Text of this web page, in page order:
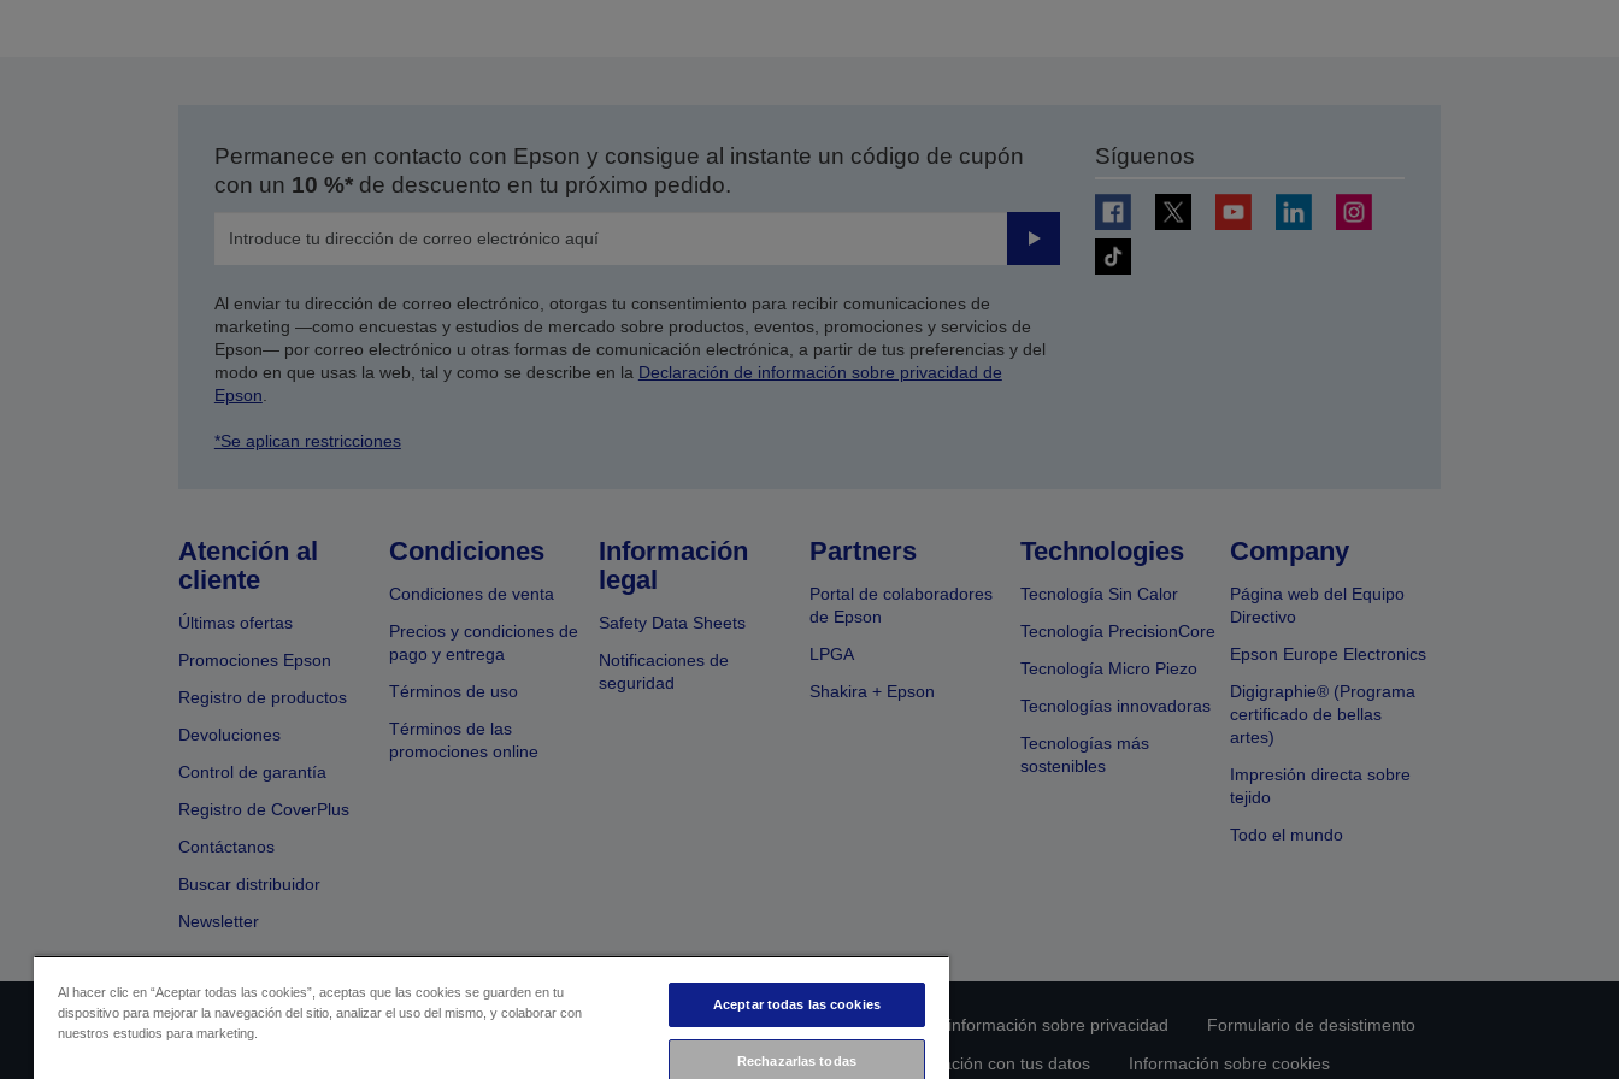
Permanece en contacto con Epson y consigue al instante un código de cupón
con un 10 %*de descuento en tu próximo pedido.
Enviar
Al enviar tu dirección de correo electrónico, otorgas tu consentimiento para recibir comunicaciones de
marketing —como encuestas y estudios de mercado sobre productos, eventos, promociones y servicios de
Epson— por correo electrónico u otras formas de comunicación electrónica, a partir de tus preferencias y del
modo en que usas la web, tal y como se describe en la Declaración de información sobre privacidad de
Epson.
*Se aplican restricciones
Síguenos
Atención al
cliente
Últimas ofertas
Promociones Epson
Registro de productos
Devoluciones
Control de garantía
Registro de CoverPlus
Contáctanos
Buscar distribuidor
Newsletter
Condiciones
Condiciones de venta
Precios y condiciones de
pago y entrega
Términos de uso
Términos de las
promociones online
Información
legal
Safety Data Sheets
Notificaciones de
seguridad
Partners
Portal de colaboradores
de Epson
LPGA
Shakira + Epson
Technologies
Tecnología Sin Calor
Tecnología PrecisionCore
Tecnología Micro Piezo
Tecnologías innovadoras
Tecnologías más
sostenibles
Company
Página web del Equipo
Directivo
Epson Europe Electronics
Digigraphie® (Programa
certificado de bellas
artes)
Impresión directa sobre
tejido
Todo el mundo
Identificación del vendedor Identificación de cumplimiento de los productos Declaración de información sobre privacidad
Formulario de desistimento
Ponte en contacto con nosotros en relación con tus datos Información sobre cookies
Al hacer clic en “Aceptar todas las cookies”, aceptas que las cookies se guarden en tu
dispositivo para mejorar la navegación del sitio, analizar el uso del mismo, y colaborar con
nuestros estudios para marketing.
Aceptar todas las cookies
Rechazarlas todas